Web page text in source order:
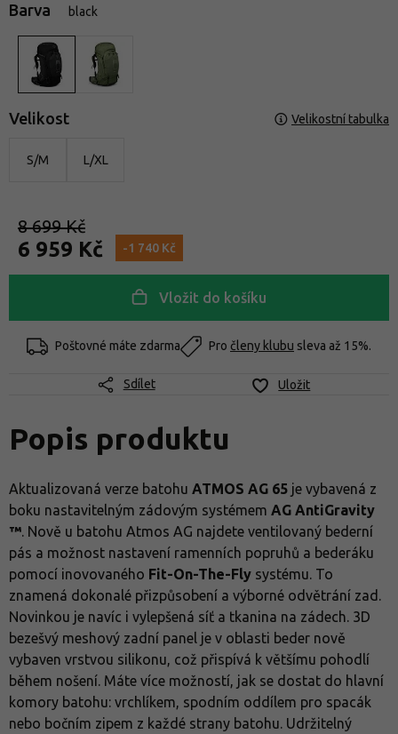
Barva black
Velikost Velikostní tabulka
S/M L/XL
6 959 Kč -1 740 Kč
8 699 Kč
Vložit do košíku
Poštovné máte zdarma Pro členy klubu sleva až 15%.
Sdílet Uložit
Popis produktu
Aktualizovaná verze batohu ATMOS AG 65 je vybavená z
boku nastavitelným zádovým systémem AG AntiGravity
™. Nově u batohu Atmos AG najdete ventilovaný bederní
pás a možnost nastavení ramenních popruhů a bederáku
pomocí inovovaného Fit-On-The-Fly systému. To
znamená dokonalé přizpůsobení a výborné odvětrání zad.
Novinkou je navíc i vylepšená síť a tkanina na zádech. 3D
bezešvý meshový zadní panel je v oblasti beder nově
vybaven vrstvou silikonu, což přispívá k většímu pohodlí
během nošení. Máte více možností, jak se dostat do hlavní
komory batohu: vrchlíkem, spodním oddílem pro spacák
nebo bočním zipem z každé strany batohu. Udržitelný